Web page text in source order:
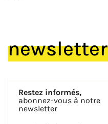
newsletter
Restez informés,
abonnez-vous à notre
newsletter